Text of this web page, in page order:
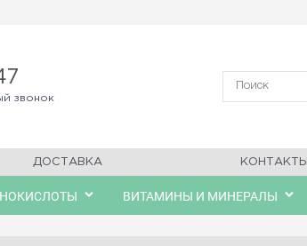
звонок
ДОСТАВКА КОНТАКТЫ
ВИТАМИНЫ И МИНЕРАЛЫ